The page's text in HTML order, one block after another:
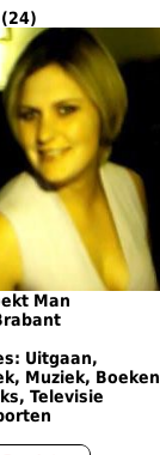
(24)
Man
Uitgaan,
Muziek, Boeken
Televisie